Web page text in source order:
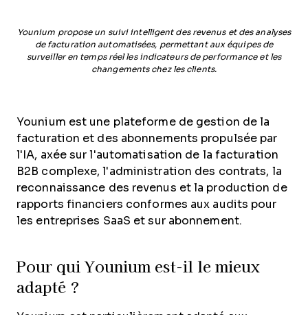
Younium propose un suivi intelligent des revenus et des analyses
de facturation automatisées, permettant aux équipes de
surveiller en temps réel les indicateurs de performance et les
changements chez les clients.
Younium est une plateforme de gestion de la
facturation et des abonnements propulsée par
l'IA, axée sur l'automatisation de la facturation
B2B complexe, l'administration des contrats, la
reconnaissance des revenus et la production de
rapports financiers conformes aux audits pour
les entreprises SaaS et sur abonnement.
Pour qui Younium est-il le mieux
adapté ?